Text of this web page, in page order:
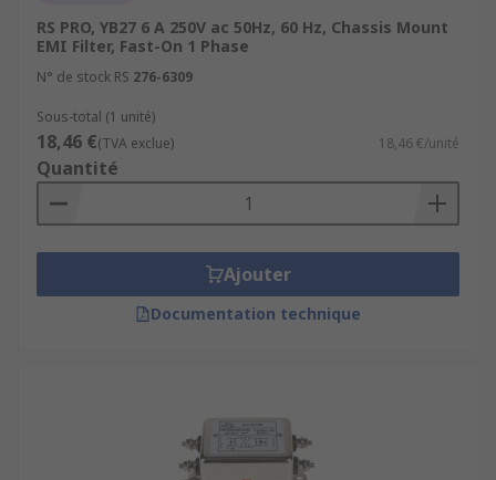
RS PRO, YB27 6 A 250V ac 50Hz, 60 Hz, Chassis Mount
EMI Filter, Fast-On 1 Phase
N° de stock RS 276-6309
Sous-total (1 unité)
18,46 €(TVA exclue) 18,46 €/unité
Quantité
Ajouter
Documentation technique